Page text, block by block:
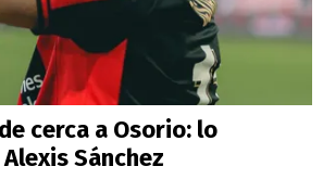
cerca a Osorio: lo
Sánchez